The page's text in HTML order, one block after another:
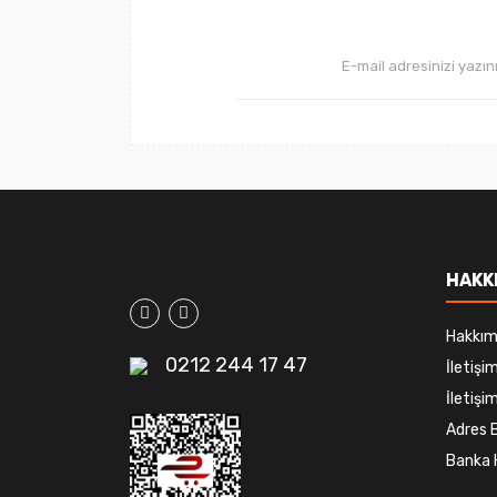
0212 244 17 47
Adres
Banka